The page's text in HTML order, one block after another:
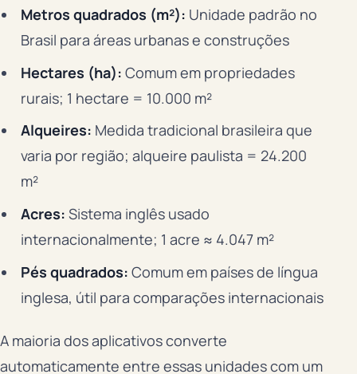
Metros quadrados (m²): Unidade padrão no
Brasil para áreas urbanas e construções
Hectares (ha): Comum em propriedades
rurais; 1 hectare = 10.000 m²
Alqueires: Medida tradicional brasileira que
varia por região; alqueire paulista = 24.200
m²
Acres: Sistema inglês usado
internacionalmente; 1 acre ≈ 4.047 m²
Pés quadrados: Comum em países de língua
inglesa, útil para comparações internacionais
A maioria dos aplicativos converte
automaticamente entre essas unidades com um